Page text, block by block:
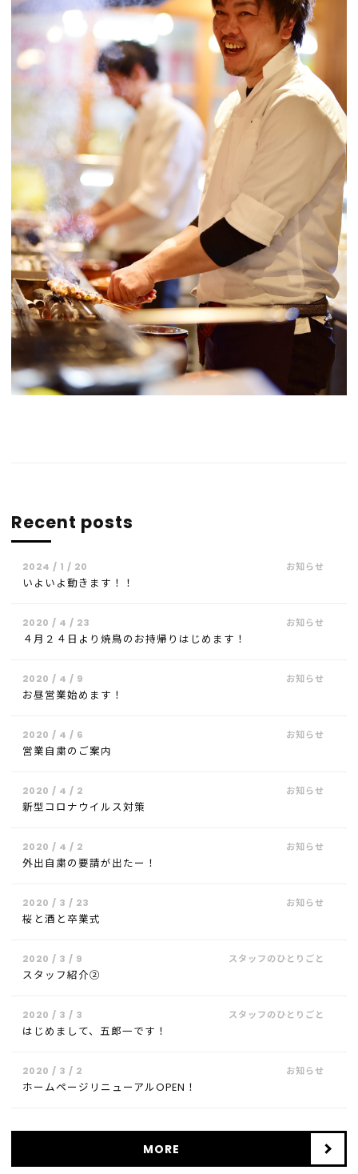
Recent posts
2024 / 1 / 20
いよいよ動きます！！
2020 / 4 / 23
４月２４日より焼鳥のお持帰りはじめます！
2020 / 4 / 9
お昼営業始めます！
2020 / 4 / 6
営業自粛のご案内
2020 / 4 / 2
新型コロナウイルス対策
2020 / 4 / 2
外出自粛の要請が出たー！
2020 / 3 / 23
桜と酒と卒業式
2020 / 3 / 9
スタッフ紹介②
2020 / 3 / 3
はじめまして、五郎一です！
2020 / 3 / 2
ホームページリニューアルOPEN！
MORE